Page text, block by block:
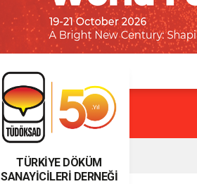
TÜRKİYE DÖKÜM
SANAYİCİLERİ DERNEĞİ